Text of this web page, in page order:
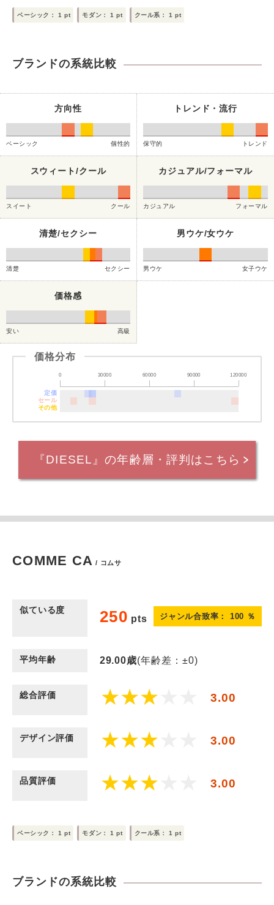
ベーシック：1pt モダン：1pt クール系：1pt
ブランドの系統比較
方向性
ベーシック 個性的
トレンド・流行
保守的 トレンド
スウィート/クール
スイート クール
カジュアル/フォーマル
カジュアル フォーマル
清楚/セクシー
清楚 セクシー
男ウケ/女ウケ
男ウケ 女子ウケ
価格感
安い 高級
価格分布
0 30000 60000 90000 120000
定価
セール
その他
『DIESEL』の年齢層・評判はこちら
COMME CA / コムサ
似ている度 250 pts ジャンル合致率： 100 ％
平均年齢 29.00歳(年齢差：±0)
総合評価 3.00
デザイン評価 3.00
品質評価 3.00
ベーシック：1pt モダン：1pt クール系：1pt
ブランドの系統比較